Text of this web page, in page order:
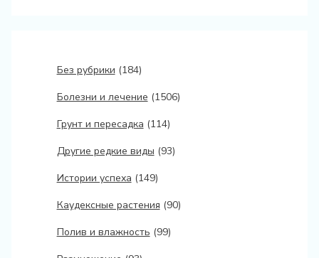
Без рубрики (184)
Болезни и лечение (1506)
Грунт и пересадка (114)
Другие редкие виды (93)
Истории успеха (149)
Каудексные растения (90)
Полив и влажность (99)